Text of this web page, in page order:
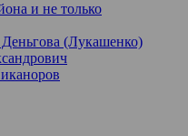
и не только
(Лукашенко)